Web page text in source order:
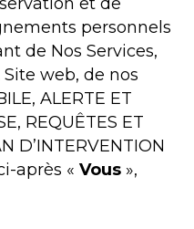
personnels
de Nos Services,
web, de nos
ALERTE ET
REQUÊTES ET
D’INTERVENTION
après « Vous »,